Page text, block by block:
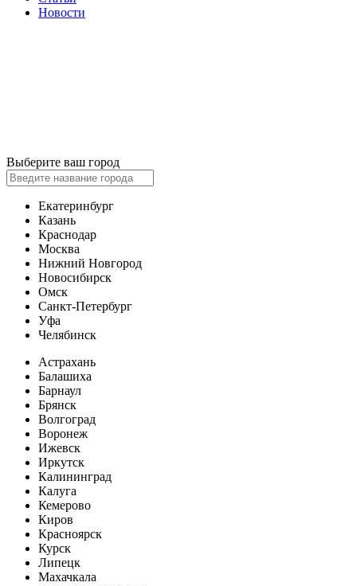
Новости
Выберите ваш город
Екатеринбург
Казань
Краснодар
Москва
Нижний Новгород
Новосибирск
Омск
Санкт-Петербург
Уфа
Челябинск
Астрахань
Балашиха
Барнаул
Брянск
Волгоград
Воронеж
Ижевск
Иркутск
Калининград
Калуга
Кемерово
Киров
Красноярск
Курск
Липецк
Махачкала